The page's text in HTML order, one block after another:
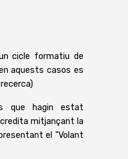
cicle formatiu de
aquests casos es
que hagin estat
mitjançant la
el "Volant